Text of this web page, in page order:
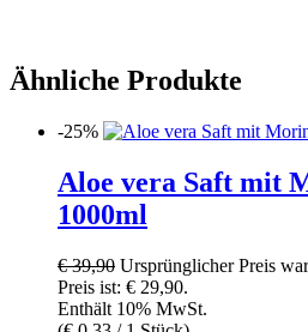
Ähnliche Produkte
-25%
Aloe vera Saft mit
1000ml
€39,90 Ursprünglicher Preis
Preis ist: € 29,90.
Enthält 10% MwSt.